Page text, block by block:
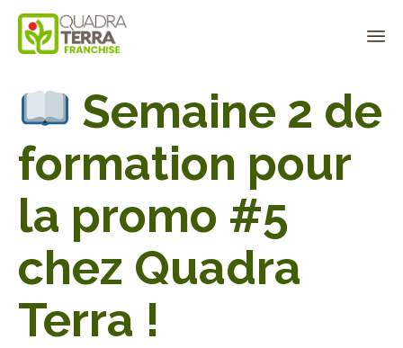
Panneau de gestion des cookies
Semaine 2 de
formation pour
la promo #5
chez Quadra
Terra !